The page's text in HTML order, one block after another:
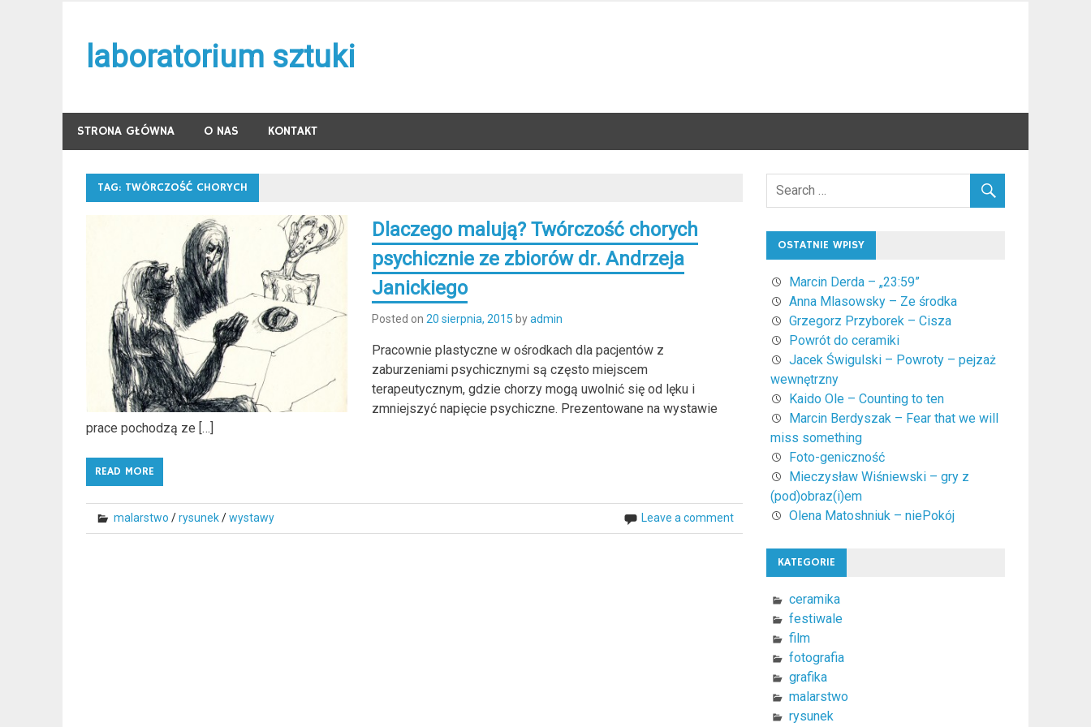
contentlaboratorium sztuki
STRONA GŁÓWNA O NAS KONTAKT
TAG: TWÓRCZOŚĆ CHORYCH
Dlaczego malują? Twórczość chorych
psychicznie ze zbiorów dr. Andrzeja
Janickiego
Posted on20 sierpnia, 2015 byadmin
Pracownie plastyczne w ośrodkach dla pacjentów z
zaburzeniami psychicznymi są często miejscem
terapeutycznym, gdzie chorzy mogą uwolnić się od lęku i
zmniejszyć napięcie psychiczne. Prezentowane na wystawie
prace pochodzą ze […]
READ MORE
malarstwo /rysunek/wystawy Leave a comment
OSTATNIE WPISY
Marcin Derda – „23:59”
Anna Mlasowsky – Ze środka
Grzegorz Przyborek – Cisza
Powrót do ceramiki
Jacek Świgulski – Powroty – pejzaż
wewnętrzny
Kaido Ole – Counting to ten
Marcin Berdyszak – Fear that we will
miss something
Foto-geniczność
Mieczysław Wiśniewski – gry z
(pod)obraz(i)em
Olena Matoshniuk – niePokój
KATEGORIE
ceramika
festiwale
film
fotografia
grafika
malarstwo
rysunek